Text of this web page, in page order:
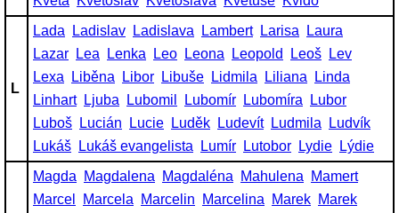
L
Lada Ladislav Ladislava Lambert Larisa
Laura
Lazar
Lea Lenka Leo Leona Leopold Leoš
Lev
Lexa
Liběna Libor Libuše Lidmila Liliana
Linda
Linhart
Ljuba Lubomil Lubomír Lubomíra
Lubor
Luboš
Lucián Lucie Luděk Ludevít Ludmila
Ludvík
Lukáš
Lukáš evangelista Lumír Lutobor Lydie Lýdie
Magda Magdalena Magdaléna Mahulena
Mamert
Marcel
Marcela Marcelin Marcelina Marek Marek